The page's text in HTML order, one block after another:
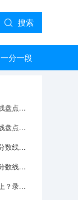
搜索
一分一段
2026年抚顺职业技术学院投档分数线盘点：录取分数、生活与就业指南
2026年辽宁金融职业学院投档分数线盘点：录取分数、生活与就业指南
2026年广东工贸职业技术学院投档分数线盘点：录取分数、生活与就业指南
2026年广东科学技术职业学院投档分数线盘点：录取分数、生活与就业指南
海南科技职业大学2026年多少分能上？录取分数线与生活成本解答